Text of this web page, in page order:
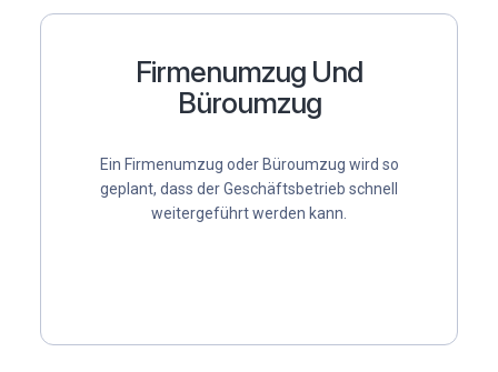
Firmenumzug Und
Büroumzug
Ein Firmenumzug oder Büroumzug wird so
geplant, dass der Geschäftsbetrieb schnell
weitergeführt werden kann.